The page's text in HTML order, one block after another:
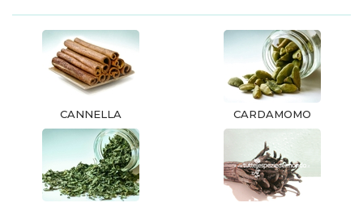
CANNELLA CARDAMOMO